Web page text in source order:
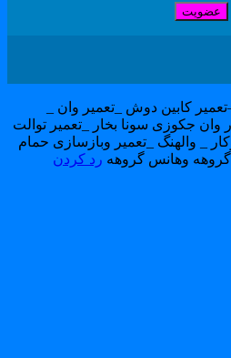
عضویت
کابین دوش _تعمیر وان _
جکوزی سونا بخار _تعمیر توالت
_ والهنگ _تعمیر وبازسازی حمام
وهانس گروههرد کردن